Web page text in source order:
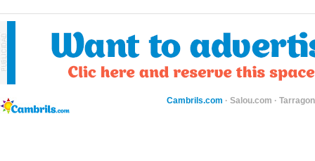
Cambrils.com · Salou.com ·